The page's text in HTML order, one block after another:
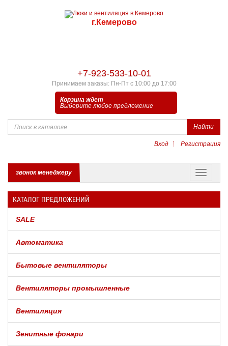
г.Кемерово
+7-923-533-10-01
Принимаем заказы: Пн-Пт с 10:00 до 17:00
Корзина ждет
Выберите любое предложение
Найти
Вход Регистрация
звонок менеджеру
КАТАЛОГ ПРЕДЛОЖЕНИЙ
SALE
Автоматика
Бытовые вентиляторы
Вентиляторы промышленные
Вентиляция
Зенитные фонари